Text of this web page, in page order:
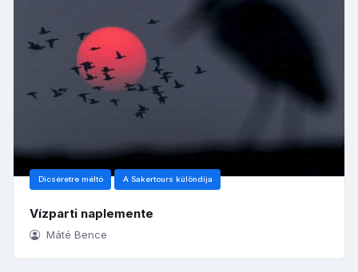
Dicséretre méltó A Sakertours különdíja
Vízparti naplemente
Máté Bence